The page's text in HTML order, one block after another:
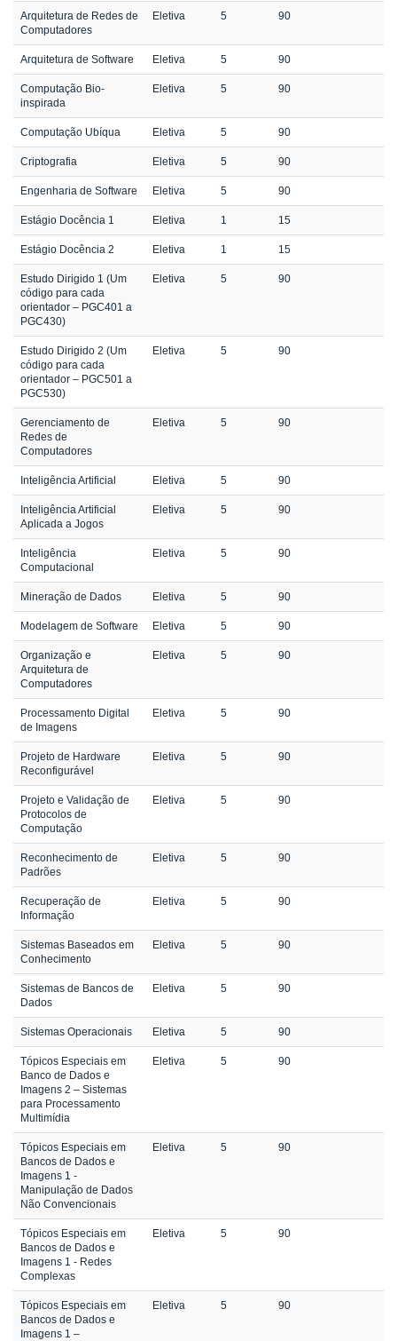
Arquitetura de Redes de
Computadores
Eletiva 5 90
Arquitetura de Software Eletiva 5 90
Computação Bio-
inspirada
Eletiva 5 90
Computação Ubíqua Eletiva 5 90
Criptografia Eletiva 5 90
Engenharia de Software Eletiva 5 90
Estágio Docência 1 Eletiva 1 15
Estágio Docência 2 Eletiva 1 15
Estudo Dirigido 1 (Um
código para cada
orientador – PGC401 a
PGC430)
Eletiva 5 90
Estudo Dirigido 2 (Um
código para cada
orientador – PGC501 a
PGC530)
Eletiva 5 90
Gerenciamento de
Redes de
Computadores
Eletiva 5 90
Inteligência Artificial Eletiva 5 90
Inteligência Artificial
Aplicada a Jogos
Eletiva 5 90
Inteligência
Computacional
Eletiva 5 90
Mineração de Dados Eletiva 5 90
Modelagem de Software Eletiva 5 90
Organização e
Arquitetura de
Computadores
Eletiva 5 90
Processamento Digital
de Imagens
Eletiva 5 90
Projeto de Hardware
Reconfigurável
Eletiva 5 90
Projeto e Validação de
Protocolos de
Computação
Eletiva 5 90
Reconhecimento de
Padrões
Eletiva 5 90
Recuperação de
Informação
Eletiva 5 90
Sistemas Baseados em
Conhecimento
Eletiva 5 90
Sistemas de Bancos de
Dados
Eletiva 5 90
Sistemas Operacionais Eletiva 5 90
Tópicos Especiais em
Banco de Dados e
Imagens 2 – Sistemas
para Processamento
Multimídia
Eletiva 5 90
Tópicos Especiais em
Bancos de Dados e
Imagens 1 -
Manipulação de Dados
Não Convencionais
Eletiva 5 90
Tópicos Especiais em
Bancos de Dados e
Imagens 1 - Redes
Complexas
Eletiva 5 90
Tópicos Especiais em
Bancos de Dados e
Imagens 1 –
Eletiva 5 90